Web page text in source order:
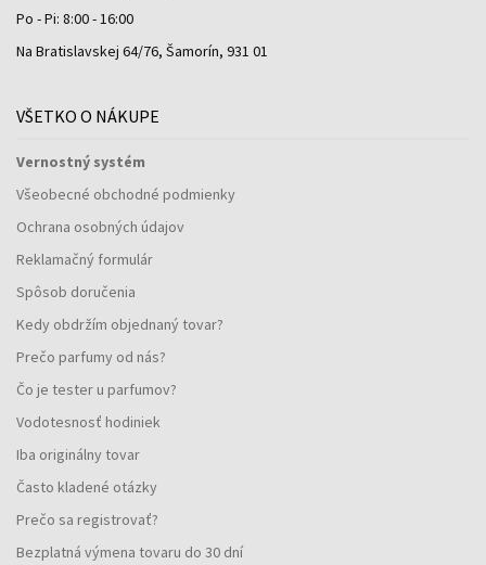
Po - Pi: 8:00 - 16:00
Na Bratislavskej 64/76, Šamorín, 931 01
VŠETKO O NÁKUPE
Vernostný systém
Všeobecné obchodné podmienky
Ochrana osobných údajov
Reklamačný formulár
Spôsob doručenia
Kedy obdržím objednaný tovar?
Prečo parfumy od nás?
Čo je tester u parfumov?
Vodotesnosť hodiniek
Iba originálny tovar
Často kladené otázky
Prečo sa registrovať?
Bezplatná výmena tovaru do 30 dní